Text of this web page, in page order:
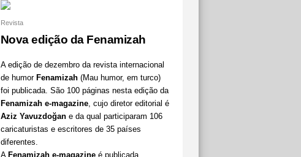
Revista
Nova edição da Fenamizah
A edição de dezembro da revista internacional
de humor Fenamizah(Mau humor, em turco)
foi publicada. São 100 páginas nesta edição da
Fenamizah e-magazine, cujo diretor editorial é
Aziz Yavuzdoğane da qual participaram 106
caricaturistas e escritores de 35 países
diferentes.
A Fenamizah e-magazineé publicada